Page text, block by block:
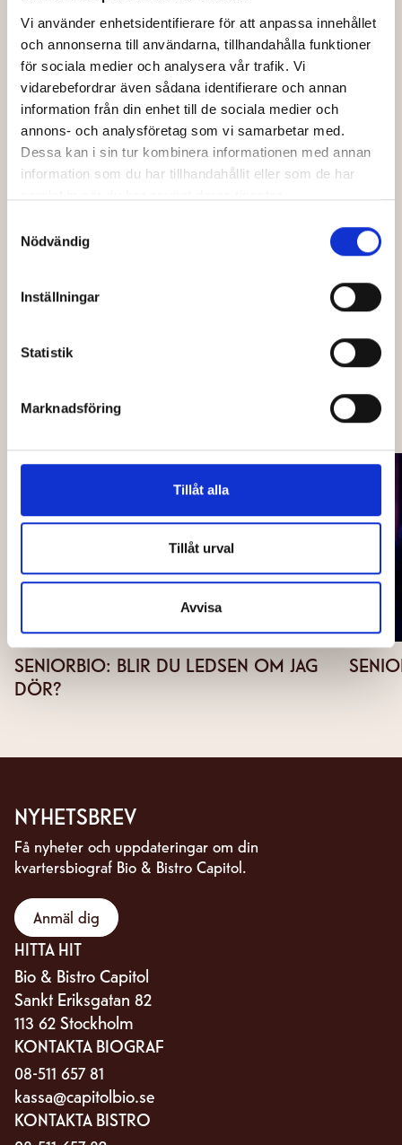
Vi använder enhetsidentifierare för att anpassa innehållet
och annonserna till användarna, tillhandahålla funktioner
för sociala medier och analysera vår trafik. Vi
vidarebefordrar även sådana identifierare och annan
information från din enhet till de sociala medier och
annons- och analysföretag som vi samarbetar med.
Dessa kan i sin tur kombinera informationen med annan
information som du har tillhandahållit eller som de har
Nödvändig
Inställningar
Statistik
Marknadsföring
Tillåt alla
Tillåt urval
Avvisa
kommande biljettsläpp
Förnamn
Efternamn
Din e-post
Jag har läst och godkänner Bio Capitols
integritetspolicy
OCKSÅ PÅ CAPITOL
SENIORBIO: BLIR DU LEDSEN OM JAG
DÖR?
NYHETSBREV
Få nyheter och uppdateringar om din
kvartersbiograf Bio & Bistro Capitol.
Anmäl dig
HITTA HIT
Bio & Bistro Capitol
Sankt Eriksgatan 82
113 62 Stockholm
KONTAKTA BIOGRAF
08-511 657 81
kassa@capitolbio.se
KONTAKTA BISTRO